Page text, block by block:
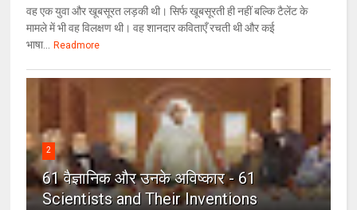
वह एक युवा और खूबसूरत लड़की थी। सिर्फ खूबसूरती ही नहीं बल्कि टैलेंट के
मामले में भी वह विलक्षण थी। वह शानदार कविताएँ रचती थी और कई
भाषा...
Readmore
2
61 वैज्ञानिक और उनके अविष्कार - 61
Scientists and Their Inventions